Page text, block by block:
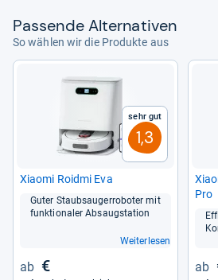
Pas­sende Alter­na­ti­ven
So wählen wir die Produkte aus
Sehr gut
1,3
Xiaomi Roidmi Eva
Guter Staub­sau­ger­ro­bo­ter mit
funk­tio­na­ler Absaug­sta­tion
Weiterlesen
€
Pro